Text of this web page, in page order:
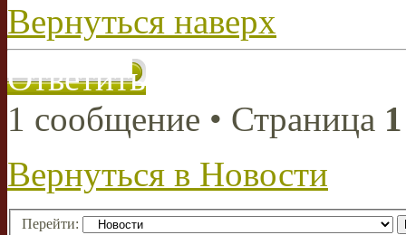
Вернуться наверх
Ответить
1 сообщение • Страница 1
Вернуться в Новости
Перейти: